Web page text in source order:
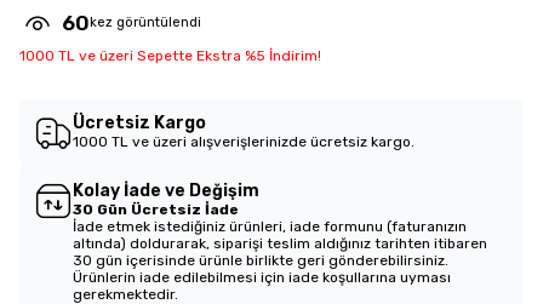
60 kez görüntülendi
1000 TL ve üzeri Sepette Ekstra %5 İndirim!
Ücretsiz Kargo
1000 TL ve üzeri alışverişlerinizde ücretsiz kargo.
Kolay İade ve Değişim
30 Gün Ücretsiz İade
İade etmek istediğiniz ürünleri, iade formunu (faturanızın
altında) doldurarak, siparişi teslim aldığınız tarihten itibaren
30 gün içerisinde ürünle birlikte geri gönderebilirsiniz.
Ürünlerin iade edilebilmesi için iade koşullarına uyması
gerekmektedir.